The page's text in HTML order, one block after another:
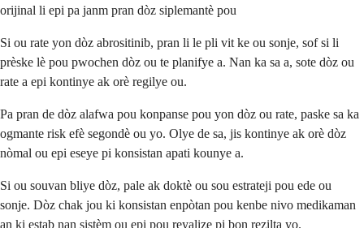
orijinal li epi pa janm pran dòz siplemantè pou
Si ou rate yon dòz abrositinib, pran li le pli vit ke ou sonje, sof si li
prèske lè pou pwochen dòz ou te planifye a. Nan ka sa a, sote dòz ou
rate a epi kontinye ak orè regilye ou.
Pa pran de dòz alafwa pou konpanse pou yon dòz ou rate, paske sa ka
ogmante risk efè segondè ou yo. Olye de sa, jis kontinye ak orè dòz
nòmal ou epi eseye pi konsistan apati kounye a.
Si ou souvan bliye dòz, pale ak doktè ou sou estrateji pou ede ou
sonje. Dòz chak jou ki konsistan enpòtan pou kenbe nivo medikaman
an ki estab nan sistèm ou epi pou reyalize pi bon rezilta yo.